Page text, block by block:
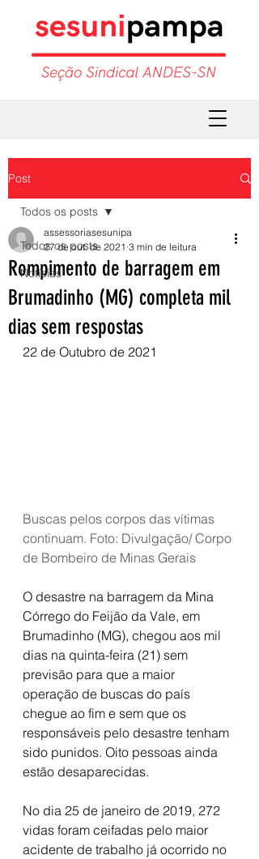
Post
Todos os posts
Notícias
Todos os posts
Rompimento de barragem em
Brumadinho (MG) completa mil
dias sem respostas
assessoriasesunipa
27 de out. de 2021 3 min de leitura
22 de Outubro de 2021
Buscas pelos corpos das vítimas
continuam. Foto: Divulgação/ Corpo
de Bombeiro de Minas Gerais
O desastre na barragem da Mina
Córrego do Feijão da Vale, em
Brumadinho (MG), chegou aos mil
dias na quinta-feira (21) sem
previsão para que a maior
operação de buscas do país
chegue ao fim e sem que os
responsáveis pelo desastre tenham
sido punidos. Oito pessoas ainda
estão desaparecidas.
No dia 25 de janeiro de 2019, 272
vidas foram ceifadas pelo maior
acidente de trabalho já ocorrido no